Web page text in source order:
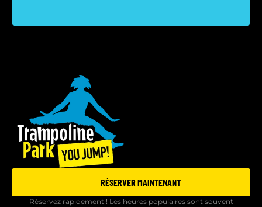
RÉSERVER MAINTENANT
Réservez rapidement ! Les heures populaires sont souvent